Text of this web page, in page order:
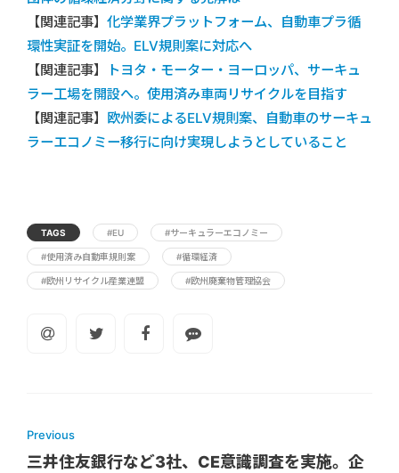
【関連記事】 化学業界プラットフォーム、自動車プラ循
環性実証を開始。ELV規則案に対応へ
【関連記事】
トヨタ・モーター・ヨーロッパ、サーキュ
ラー工場を開設へ。使用済み車両リサイクルを目指す
【関連記事】 欧州委によるELV規則案、自動車のサーキュ
ラーエコノミー移行に向け実現しようとしていること
TAGS #EU #サーキュラーエコノミー
#使用済み自動車規則案 #循環経済
#欧州リサイクル産業連盟 #欧州廃棄物管理協会
Previous
三井住友銀行など3社、CE意識調査を実施。企